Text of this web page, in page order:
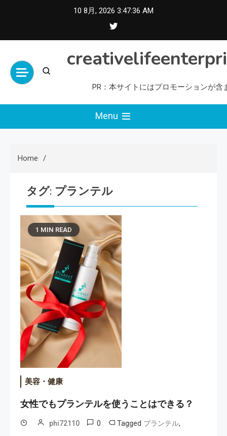
10 8月, 2026 3:47:36 AM
PR：本サイトにはプロモーションが含
Menu
Home
タグ: プランテル
1 MIN READ
美容・健康
女性でもプランテルを使うことはできる？
phi72110 0 Tagged プランテル,